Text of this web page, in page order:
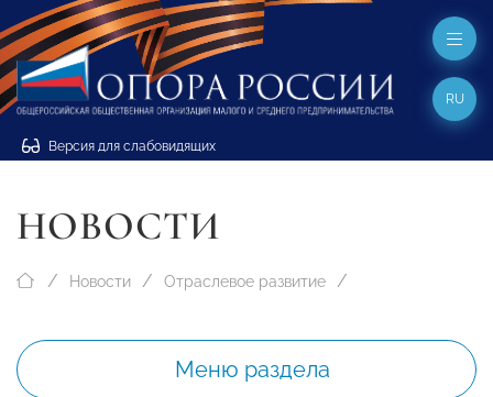
Версия для слабовидящих
RU
НОВОСТИ
Новости Отраслевое развитие
Меню раздела